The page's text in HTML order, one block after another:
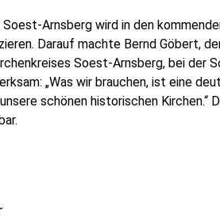
Arnsberg wird in den
Darauf machte Bernd Göbert,
Soest-Arnsberg, bei der
„Was wir brauchen, ist eine
schönen historischen Kirchen.“